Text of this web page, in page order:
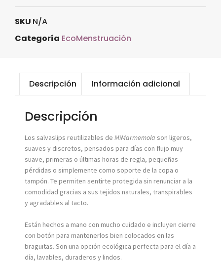
SKU N/A
Categoría EcoMenstruación
Descripción Información adicional
Descripción
Los salvaslips reutilizables de MiMarmemola son ligeros,
suaves y discretos, pensados para días con flujo muy
suave, primeras o últimas horas de regla, pequeñas
pérdidas o simplemente como soporte de la copa o
tampón. Te permiten sentirte protegida sin renunciar a la
comodidad gracias a sus tejidos naturales, transpirables
y agradables al tacto.
Están hechos a mano con mucho cuidado e incluyen cierre
con botón para mantenerlos bien colocados en las
braguitas. Son una opción ecológica perfecta para el día a
día, lavables, duraderos y lindos.